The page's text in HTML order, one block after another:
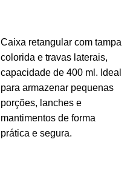
Caixa retangular com tampa
colorida e travas laterais,
capacidade de 400 ml. Ideal
para armazenar pequenas
porções, lanches e
mantimentos de forma
prática e segura.